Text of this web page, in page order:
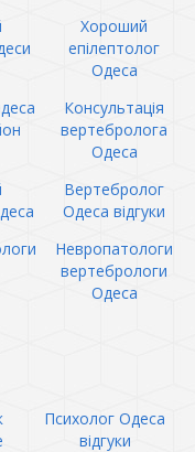
Хороший
епілептолог
Одеса
Консультація
вертебролога
Одеса
Вертебролог
Одеса відгуки
Невропатологи
вертебрологи
Одеса
Психолог Одеса
відгуки